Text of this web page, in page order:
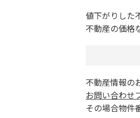
値下がりした
不動産の価格
不動産情報の
お問い合わせ
その場合物件